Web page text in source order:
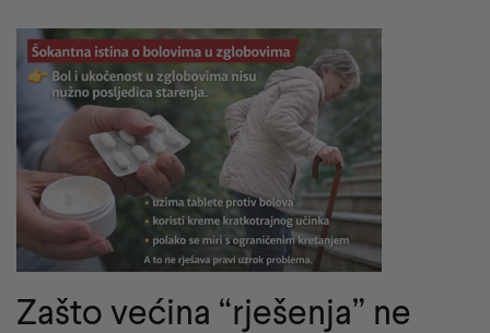
Zašto većina “rješenja” ne